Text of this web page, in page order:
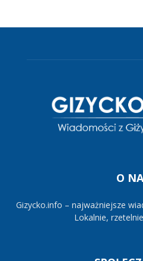
O
Gizycko.info – najważniejsze
Lokalnie,